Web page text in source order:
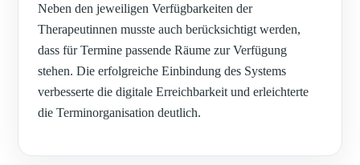
Neben den jeweiligen Verfügbarkeiten der
Therapeutinnen musste auch berücksichtigt werden,
dass für Termine passende Räume zur Verfügung
stehen. Die erfolgreiche Einbindung des Systems
verbesserte die digitale Erreichbarkeit und erleichterte
die Terminorganisation deutlich.